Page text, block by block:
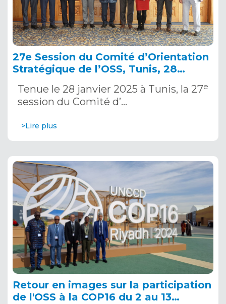
27e Session du Comité d’Orientation
Stratégique de l’OSS, Tunis, 28
Tenue le 28 janvier 2025 à Tunis, la 27e
session du Comité d’…
>Lire plus
Retour en images sur la participation
de l'OSS à la COP16 du 2 au 13